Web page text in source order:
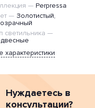
— Perpressa
— Золотистый,
светильника —
характеристики
Нуждаетесь в
консультации?